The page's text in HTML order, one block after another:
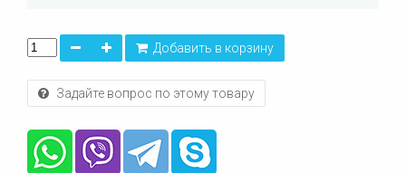
Добавить в корзину
Задайте вопрос по этому товару